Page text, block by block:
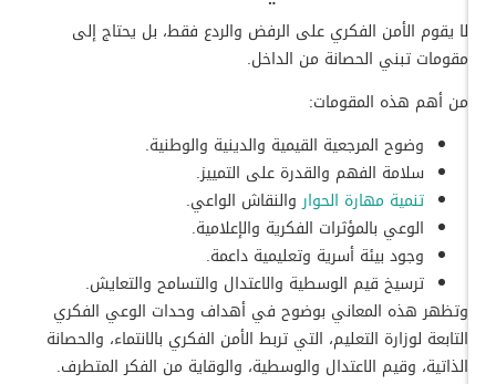
لا يقوم الأمن الفكري على الرفض والردع فقط، بل يحتاج إلى
مقومات تبني الحصانة من الداخل.
من أهم هذه المقومات:
وضوح المرجعية القيمية والدينية والوطنية.
سلامة الفهم والقدرة على التمييز.
تنمية مهارة الحواروالنقاش الواعي.
الوعي بالمؤثرات الفكرية والإعلامية.
وجود بيئة أسرية وتعليمية داعمة.
ترسيخ قيم الوسطية والاعتدال والتسامح والتعايش.
وتظهر هذه المعاني بوضوح في أهداف وحدات الوعي الفكري
التابعة لوزارة التعليم، التي تربط الأمن الفكري بالانتماء، والحصانة
الذاتية، وقيم الاعتدال والوسطية، والوقاية من الفكر المتطرف.